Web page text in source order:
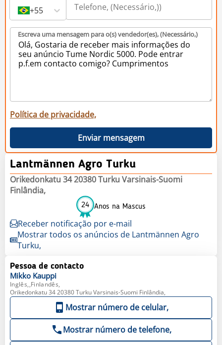
+55
Escreva uma mensagem para o(s) vendedor(es), (Necessário,)
Política de privacidade,
Enviar mensagem
Lantmännen Agro Turku
Orikedonkatu 34 20380 Turku Varsinais-Suomi
Finlândia,
24 Anos na Mascus
Receber notificação por e-mail
Mostrar todos os anúncios de Lantmännen Agro
Turku,
Pessoa de contacto
Mikko Kauppi
Inglês,,Finlandês,
Orikedonkatu 34 20380 Turku Varsinais-Suomi Finlândia,
Mostrar número de celular,
Mostrar número de telefone,